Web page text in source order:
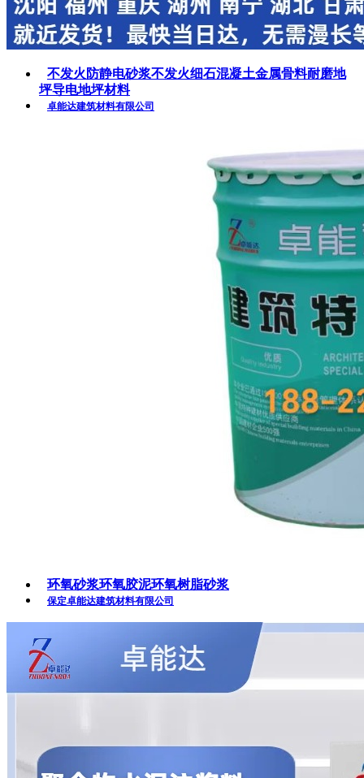
不发火防静电砂浆不发火细石混凝土金属骨料耐磨地
坪导电地坪材料
卓能达建筑材料有限公司
环氧砂浆环氧胶泥环氧树脂砂浆
保定卓能达建筑材料有限公司